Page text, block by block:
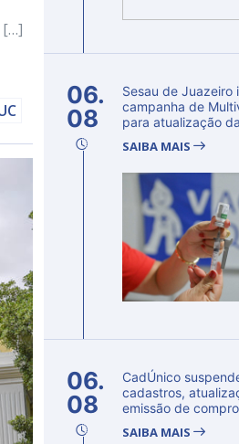
[…]
06.
08
Sesau de Juazeiro
campanha de
para atualização
SAIBA MAIS
06.
08
CadÚnico
cadastros,
emissão de
SAIBA MAIS